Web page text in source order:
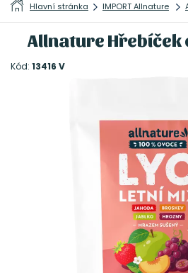
Hlavní stránka IMPORT Allnature
Allnature Hřebíček
Kód: 13416 V